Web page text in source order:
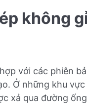
không
với các phiên
Ở những khu vực
xả qua đường